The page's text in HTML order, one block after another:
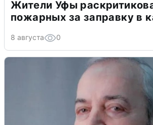
Жители Уфы
пожарных за заправку в
8 августа 0